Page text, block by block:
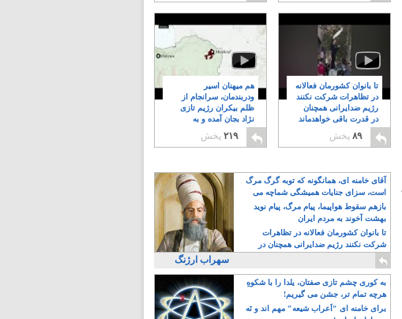
هم میهنان اسیر
ودربندمان، سرانجام از
ظلم بیکران رژیم تازی
نژاد بجان آمده و به
۲۱۹ پخش
تا بانوان کشورمان فعالانه
در تظاهرات شرکت نکنند
رژیم ضدایرانی همچنان
در قدرت باقی خواهدماند
۸
۸۹ پخش
آقای خامنه ای، همانگونه که توبه گرگ مرگ
است، سزای جنایات همیشگی شماچه می
تواند باشد؟!
بازهم سقوط هواپیما، پیام مرگ، پیام نوید
بهشت آخوند به مردم ایران
تا بانوان کشورمان فعالانه در تظاهرات
شرکت نکنند رژیم ضدایرانی همچنان در
قدرت باقی خواهدماند
سهراب ارژنگ
به کوری چشم تازی صفتان، یلدا را با شکوهِ
هرچه تمام تر، جشن می گیریم!
برای خامنه ای "اَعراب شیعه" مهم اند و نَه